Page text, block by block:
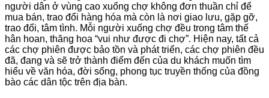
người dân ở vùng cao xuống chợ không đơn thuần chỉ để
mua bán, trao đổi hàng hóa mà còn là nơi giao lưu, gặp gỡ,
trao đổi, tâm tình. Mỗi người xuống chợ đều trong tâm thế
hân hoan, thăng hoa “vui như được đi chợ”. Hiện nay, tất cả
các chợ phiên được bảo tồn và phát triển, các chợ phiên đều
đã, đang và sẽ trở thành điểm đến của du khách muốn tìm
hiểu về văn hóa, đời sống, phong tục truyền thống của đồng
bào các dân tộc trên địa bàn.